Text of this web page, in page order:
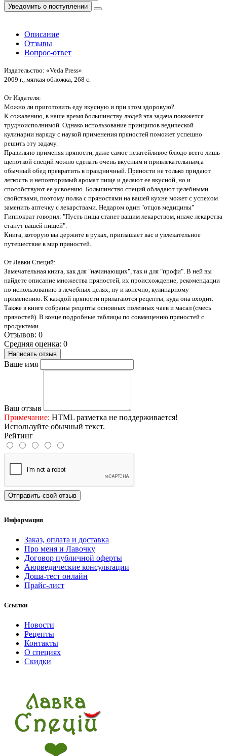
Уведомить о поступлении
Описание
Отзывы
Вопрос-ответ
Издательство: «Veda Press»
2009 г., мягкая обложка, 268 c.
От Издателя:
Можно ли приготовить еду вкусную и при этом здоровую?
К сожалению, в наше время большинству людей эта задача покажется
трудноисполнимой. Однако использование принципов ведической
кулинарии наряду с наукой применения пряностей поможет успешно
решить эту задачу.
Правильно применяя пряности, даже самое незатейливое блюдо всего лишь
щепоткой специй можно сделать очень вкусным и привлекательным,а
обычный обед превратить в праздничный. Пряности не только придают
легкость и неповторимый аромат пище и делают ее вкусной, но и
способствуют ее усвоению. Большинство специй обладают целебными
свойствами, поэтому полка с пряностями на вашей кухне может с успехом
заменить аптечку с лекарствами. Недаром один "отцов медицины"
Гиппократ говорил: "Пусть пища станет вашим лекарством, иначе лекарства
станут вашей пищей".
Книга, которую вы держите в руках, приглашает вас в увлекательное
путешествие в мир пряностей.
От Лавки Специй:
Замечательная книга, как для "начинающих", так и для "профи". В ней вы
найдете описание множества пряностей, их происхождение, рекомендации
по использованию в лечебных целях, ну и конечно, кулинарному
применению. К каждой пряности прилагаются рецепты, куда она входит.
Также в книге собраны рецепты основных полезных чаев и масал (смесь
пряностей). В конце подробные таблицы по совмещению пряностей с
продуктами.
Отзывов: 0
Средняя оценка: 0
Написать отзыв
Ваше имя
Ваш отзыв
Примечание: HTML разметка не поддерживается!
Используйте обычный текст.
Рейтинг
Отправить свой отзыв
Информация
Заказ, оплата и доставка
Про меня и Лавочку
Договор публичной оферты
Аюрведические консультации
Доша-тест онлайн
Прайс-лист
Ссылки
Новости
Рецепты
Контакты
О специях
Скидки